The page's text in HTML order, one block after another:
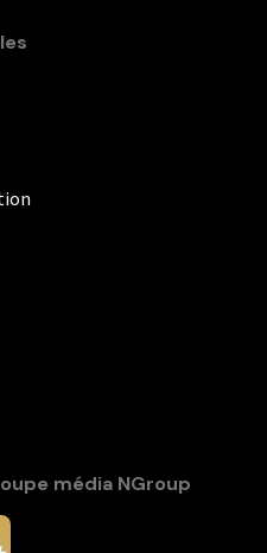
média NGroup